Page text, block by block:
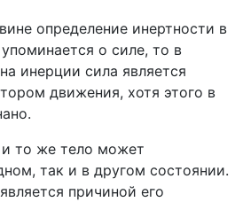
определение инертности в
о силе, то в
инерции сила является
движения, хотя этого в
и то же тело может
так и в другом состоянии.
причиной его